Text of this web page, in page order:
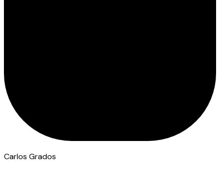
Carlos Grados